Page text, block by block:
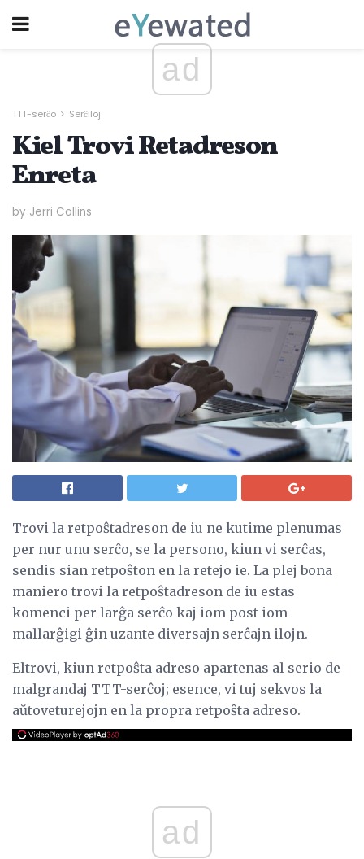
ad
TTT-serĉo Serĉiloj
Kiel Trovi Retadreson
Enreta
by Jerri Collins
Trovi la retpoŝtadreson de iu ne kutime plenumas
per nur unu serĉo, se la persono, kiun vi serĉas,
sendis sian retpoŝton en la retejo ie. La plej bona
maniero trovi la retpoŝtadreson de iu estas
komenci per larĝa serĉo kaj iom post iom
mallarĝigi ĝin uzante diversajn serĉajn ilojn.
Eltrovi, kiun retpoŝta adreso apartenas al serio de
malgrandaj TTT-serĉoj; esence, vi tuj sekvos la
aŭtoveturejojn en la propra retpoŝta adreso.
ad